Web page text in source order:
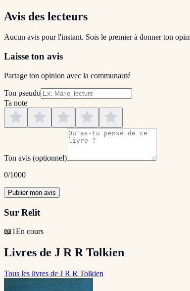
Avis des lecteurs
Aucun avis pour l'instant. Sois le premier à donner ton
Laisse ton avis
Partage ton opinion avec la communauté
Ton pseudo
Ta note
Ton avis (optionnel)
0/1000
Publier mon avis
Sur Relit
📖1En cours
Livres de J R R Tolkien
Tous les livres de J R R Tolkien